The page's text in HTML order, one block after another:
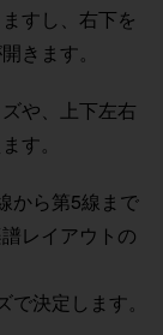
すし、右下を
きます。
や、上下左右
す。
から第5線まで
レイアウトの
決定します。